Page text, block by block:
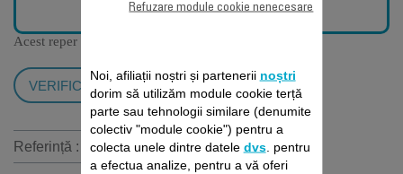
de luni până vineri, de la 9:00 la 18:00
Acest reper este compatibil cu
VERIFICĂ COMPATIBILITATEA
Referință : RO053STROW
Noi, afiliații noștri și partenerii noștri
dorim să utilizăm module cookie terță
parte sau tehnologii similare (denumite
colectiv "module cookie") pentru a
colecta unele dintre datele dvs. pentru
a efectua analize, pentru a vă oferi
Refuzare module cookie nenecesare